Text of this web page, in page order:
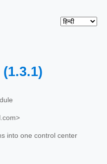
(1.3.1)
into one control center